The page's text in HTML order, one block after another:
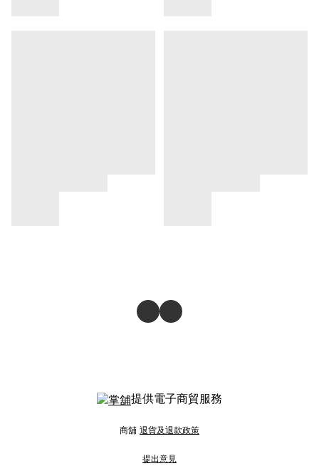
提供電子商貿服務
商舖 退貨及退款政策
提出意見